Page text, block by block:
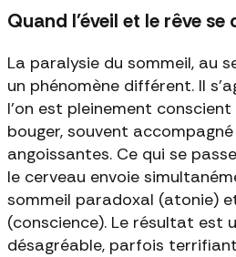
Quand l'éveil et le rêve se
La paralysie du sommeil, au
un phénomène différent. Il
l'on est pleinement
bouger, souvent
angoissantes. Ce qui se
le cerveau envoie
sommeil paradoxal (atonie)
(conscience). Le résultat est
désagréable, parfois